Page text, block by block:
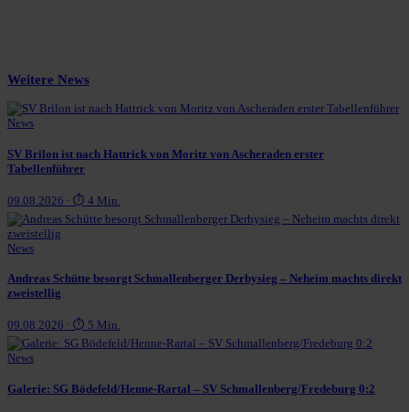
Weitere News
News
SV Brilon ist nach Hattrick von Moritz von Ascheraden erster
Tabellenführer
09.08.2026 · ⏱ 4 Min.
News
Andreas Schütte besorgt Schmallenberger Derbysieg – Neheim machts direkt
zweistellig
09.08.2026 · ⏱ 5 Min.
News
Galerie: SG Bödefeld/Henne-Rartal – SV Schmallenberg/Fredeburg 0:2